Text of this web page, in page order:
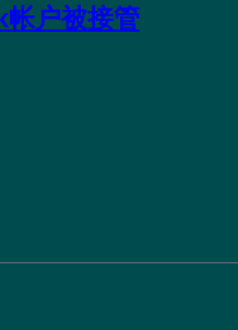
帐户被接管